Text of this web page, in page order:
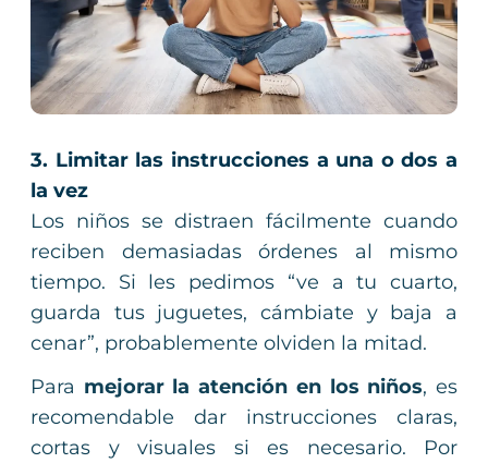
3. Limitar las instrucciones a una o dos a
la vez
Los niños se distraen fácilmente cuando
reciben demasiadas órdenes al mismo
tiempo. Si les pedimos “ve a tu cuarto,
guarda tus juguetes, cámbiate y baja a
cenar”, probablemente olviden la mitad.
Para mejorar la atención en los niños, es
recomendable dar instrucciones claras,
cortas y visuales si es necesario. Por